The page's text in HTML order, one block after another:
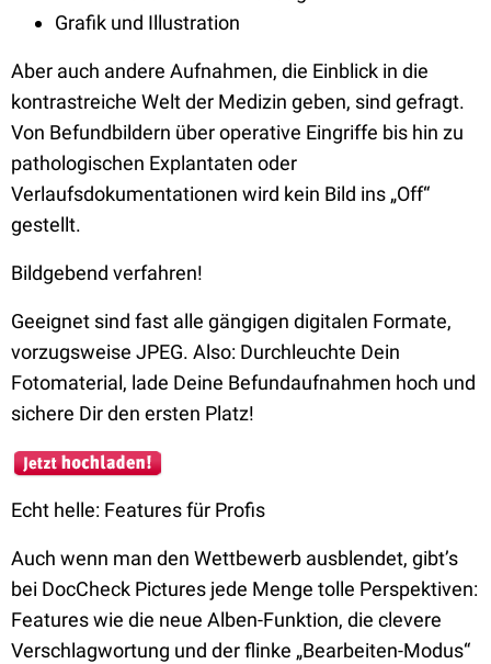
Grafik und Illustration
Aber auch andere Aufnahmen, die Einblick in die
kontrastreiche Welt der Medizin geben, sind gefragt.
Von Befundbildern über operative Eingriffe bis hin zu
pathologischen Explantaten oder
Verlaufsdokumentationen wird kein Bild ins „Off“
gestellt.
Bildgebend verfahren!
Geeignet sind fast alle gängigen digitalen Formate,
vorzugsweise JPEG. Also: Durchleuchte Dein
Fotomaterial, lade Deine Befundaufnahmen hoch und
sichere Dir den ersten Platz!
Echt helle: Features für Profis
Auch wenn man den Wettbewerb ausblendet, gibt’s
bei DocCheck Pictures jede Menge tolle Perspektiven:
Features wie die neue Alben-Funktion, die clevere
Verschlagwortung und der flinke „Bearbeiten-Modus“